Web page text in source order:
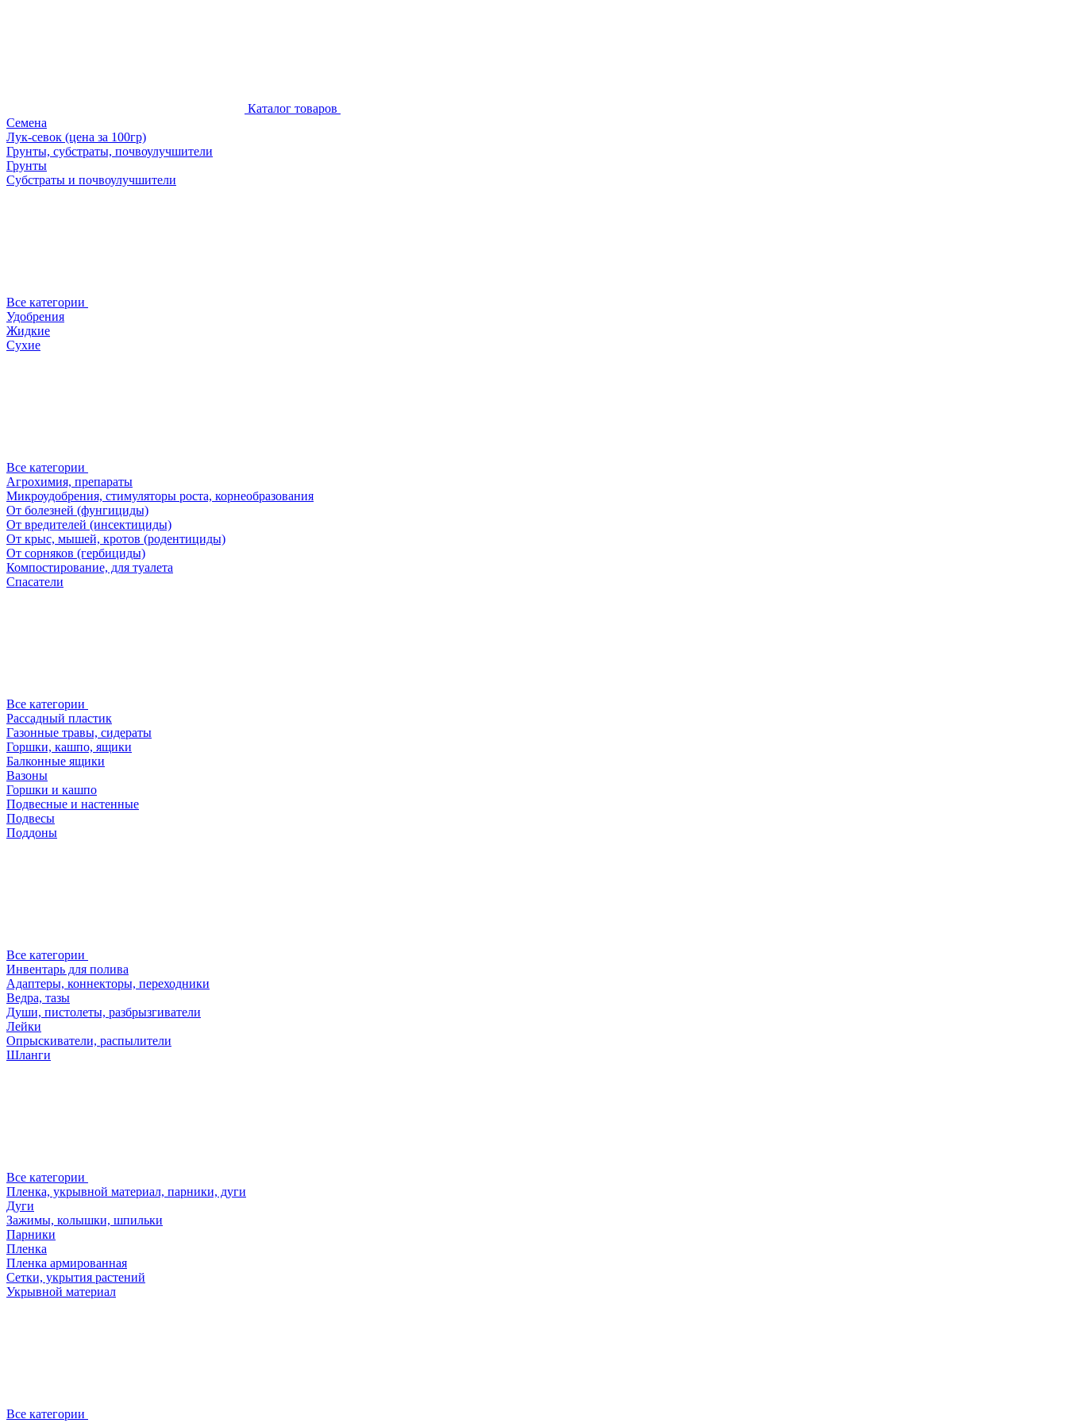
Каталог товаров
Семена
Лук-севок (цена за 100гр)
Грунты, субстраты, почвоулучшители
Грунты
Субстраты и почвоулучшители
Все категории
Удобрения
Жидкие
Сухие
Все категории
Агрохимия, препараты
Микроудобрения, стимуляторы роста, корнеобразования
От болезней (фунгициды)
От вредителей (инсектициды)
От крыс, мышей, кротов (родентициды)
От сорняков (гербициды)
Компостирование, для туалета
Спасатели
Все категории
Рассадный пластик
Газонные травы, сидераты
Горшки, кашпо, ящики
Балконные ящики
Вазоны
Горшки и кашпо
Подвесные и настенные
Подвесы
Поддоны
Все категории
Инвентарь для полива
Адаптеры, коннекторы, переходники
Ведра, тазы
Души, пистолеты, разбрызгиватели
Лейки
Опрыскиватели, распылители
Шланги
Все категории
Пленка, укрывной материал, парники, дуги
Дуги
Зажимы, колышки, шпильки
Парники
Пленка
Пленка армированная
Сетки, укрытия растений
Укрывной материал
Все категории